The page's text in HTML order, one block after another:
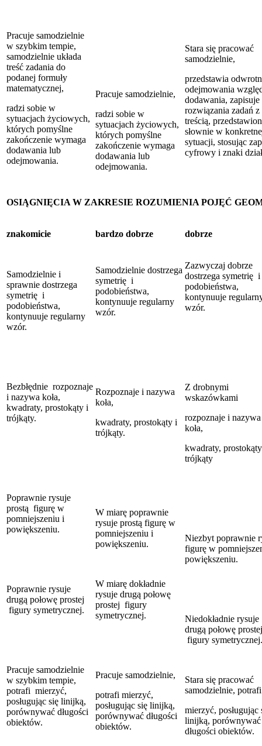
Pracuje samodzielnie
w szybkim tempie,
samodzielnie układa
treść zadania do
podanej formuły
matematycznej,
radzi sobie w
sytuacjach życiowych,
których pomyślne
zakończenie wymaga
dodawania lub
odejmowania.
Pracuje samodzielnie,
radzi sobie w
sytuacjach życiowych,
których pomyślne
zakończenie wymaga
dodawania lub
odejmowania.
Stara się pracować
samodzielnie,
przedstawia
odejmowania
dodawania, zapisuje
rozwiązania zadań z
treścią,
słownie w
sytuacji, stosując
cyfrowy i znaki
OSIĄGNIĘCIA W ZAKRESIE ROZUMIENIA POJĘĆ
znakomicie bardzo dobrze dobrze
Samodzielnie i
sprawnie dostrzega
symetrię i
podobieństwa,
kontynuuje regularny
wzór.
Bezbłędnie rozpoznaje
i nazywa koła,
kwadraty, prostokąty i
trójkąty.
Poprawnie rysuje
prostą figurę w
pomniejszeniu i
powiększeniu.
Poprawnie rysuje
drugą połowę prostej
figury symetrycznej.
Pracuje samodzielnie
w szybkim tempie,
potrafi mierzyć,
posługując się linijką,
porównywać długości
obiektów.
Samodzielnie dostrzega
symetrię i
podobieństwa,
kontynuuje regularny
wzór.
Rozpoznaje i nazywa
koła,
kwadraty, prostokąty i
trójkąty.
W miarę poprawnie
rysuje prostą figurę w
pomniejszeniu i
powiększeniu.
W miarę dokładnie
rysuje drugą połowę
prostej figury
symetrycznej.
Pracuje samodzielnie,
potrafi mierzyć,
posługując się linijką,
porównywać długości
obiektów.
Zazwyczaj dobrze
dostrzega symetrię i
podobieństwa,
kontynuuje
wzór.
Z drobnymi
wskazówkami
rozpoznaje i nazywa
koła,
kwadraty,
trójkąty
Niezbyt poprawnie
figurę w
powiększeniu.
Niedokładnie rysuje
drugą połowę prostej
figury symetrycznej.
Stara się pracować
samodzielnie, potrafi
mierzyć, posługując
linijką, porównywać
długości obiektów.